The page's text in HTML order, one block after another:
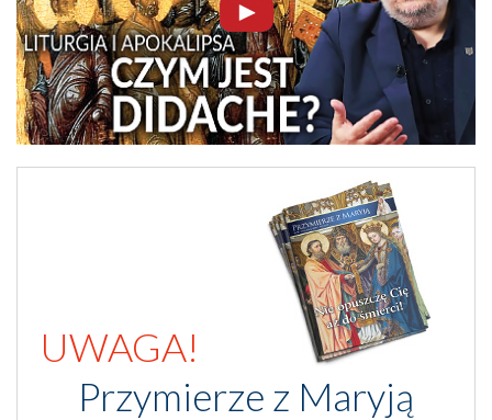
UWAGA!
Przymierze z Maryją